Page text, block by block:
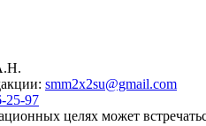
smm2x2su@gmail.com
25-97
целях может